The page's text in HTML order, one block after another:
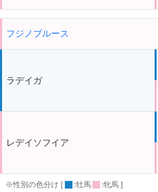
フジノブルース
ラデイガ
レデイソフイア
※性別の色分け [ :牡馬 :牝馬 ]